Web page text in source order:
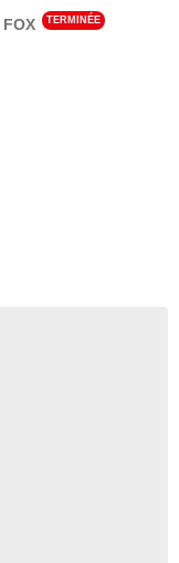
FOX TERMINÉE